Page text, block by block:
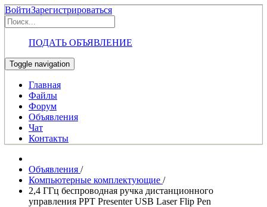
ВойтиЗарегистрироваться
ПОДАТЬ ОБЪЯВЛЕНИЕ
Toggle navigation
Главная
Файлы
Форум
Объявления
Чат
Контакты
Объявления /
Компьютерные комплектующие /
2,4 ГГц беспроводная ручка дистанционного
управления PPT Presenter USB Laser Flip Pen